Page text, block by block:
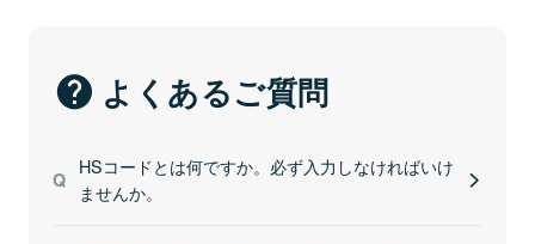
よくあるご質問
HSコードとは何ですか。必ず入力しなければいけ
ませんか。